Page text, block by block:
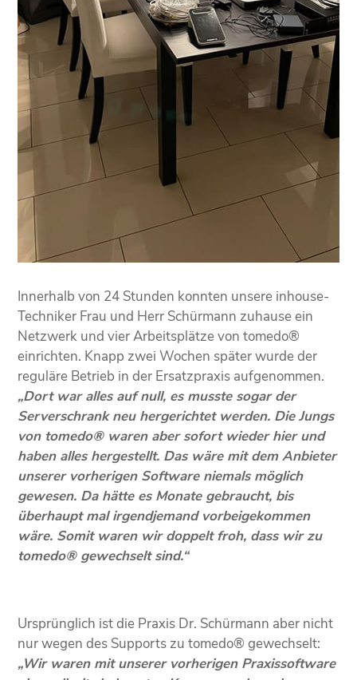
Innerhalb von 24 Stunden konnten unsere inhouse-
Techniker Frau und Herr Schürmann zuhause ein
Netzwerk und vier Arbeitsplätze von tomedo®
einrichten. Knapp zwei Wochen später wurde der
reguläre Betrieb in der Ersatzpraxis aufgenommen.
„Dort war alles auf null, es musste sogar der
Serverschrank neu hergerichtet werden. Die Jungs
von tomedo® waren aber sofort wieder hier und
haben alles hergestellt. Das wäre mit dem Anbieter
unserer vorherigen Software niemals möglich
gewesen. Da hätte es Monate gebraucht, bis
überhaupt mal irgendjemand vorbeigekommen
wäre. Somit waren wir doppelt froh, dass wir zu
tomedo® gewechselt sind.“
Ursprünglich ist die Praxis Dr. Schürmann aber nicht
nur wegen des Supports zu tomedo® gewechselt:
„Wir waren mit unserer vorherigen Praxissoftware